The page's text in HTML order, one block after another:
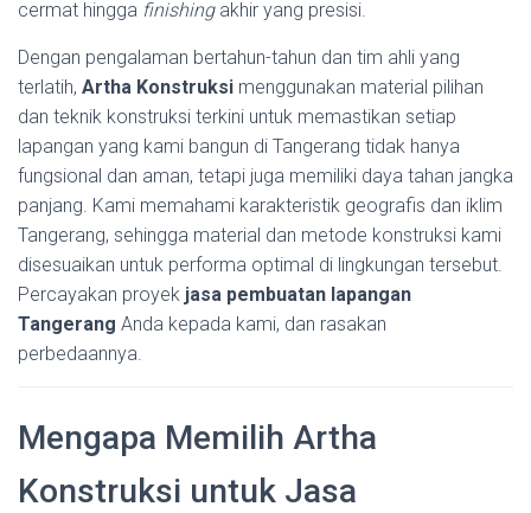
cermat hingga finishingakhir yang presisi.
Dengan pengalaman bertahun-tahun dan tim ahli yang
terlatih, Artha Konstruksi menggunakan material pilihan
dan teknik konstruksi terkini untuk memastikan setiap
lapangan yang kami bangun di Tangerang tidak hanya
fungsional dan aman, tetapi juga memiliki daya tahan jangka
panjang. Kami memahami karakteristik geografis dan iklim
Tangerang, sehingga material dan metode konstruksi kami
disesuaikan untuk performa optimal di lingkungan tersebut.
Percayakan proyek jasa pembuatan lapangan
Tangerang Anda kepada kami, dan rasakan
perbedaannya.
Mengapa Memilih Artha
Konstruksi untuk Jasa